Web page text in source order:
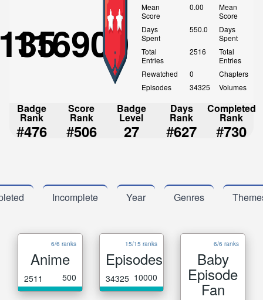
116900
Mean
Score
0.00
Days
Spent
550.0
Total
Entries
2516
Rewatched
0
Episodes
34325
Mean
Score
Days
Spent
Total
Entries
Chapters
Volumes
Badge
Rank
#476
Score
Rank
#506
Badge
Level
27
Days
Rank
#627
Completed
Rank
#730
Incomplete Year Genres
6/6 ranks
Anime
2511 500
15/15 ranks
Episodes
34325 10000
6/6 ranks
Baby
Episode
Fan